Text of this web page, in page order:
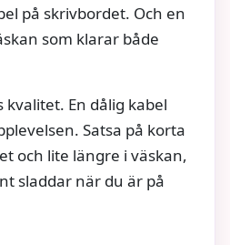
på skrivbordet. Och en
som klarar både
En dålig kabel
Satsa på korta
och lite längre i väskan,
sladdar när du är på